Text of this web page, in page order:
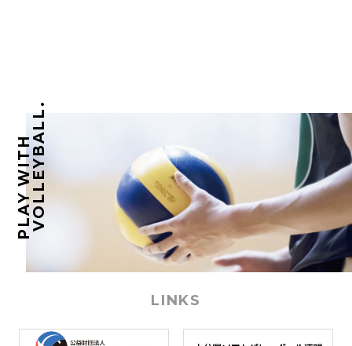
PLAY WITHVOLLEYBALL.
LINKS